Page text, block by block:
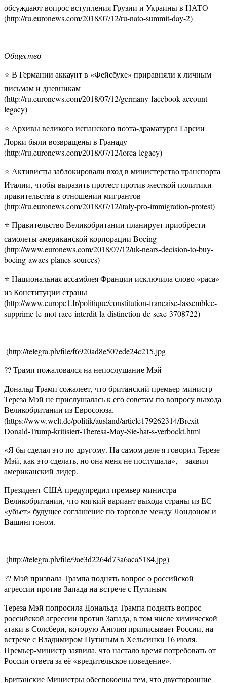
обсуждают вопрос вступления Грузии и Украины в НАТО
(http://ru.euronews.com/2018/07/12/ru-nato-summit-day-2)
Общество
⭐ В Германии аккаунт в «Фейсбуке» приравняли к личным
письмам и дневникам
(http://ru.euronews.com/2018/07/12/germany-facebook-account-
legacy)
⭐ Архивы великого испанского поэта-драматурга Гарсии
Лорки были возвращены в Гранаду
(http://ru.euronews.com/2018/07/12/lorca-legacy)
⭐ Активисты заблокировали вход в министерство транспорта
Италии, чтобы выразить протест против жесткой политики
правительства в отношении мигрантов
(http://ru.euronews.com/2018/07/12/italy-pro-immigration-protest)
⭐ Правительство Великобритании планирует приобрести
самолеты американской корпорации Boeing
(http://www.euronews.com/2018/07/12/uk-nears-decision-to-buy-
boeing-awacs-planes-sources)
⭐ Национальная ассамблея Франции исключила слово «раса»
из Конституции страны
(http://www.europe1.fr/politique/constitution-francaise-lassemblee-
supprime-le-mot-race-interdit-la-distinction-de-sexe-3708722)
​​ (http://telegra.ph/file/f6920ad8e507ede24c215.jpg
?? Трамп пожаловался на непослушание Мэй
Дональд Трамп сожалеет, что британский премьер-министр
Тереза Мэй не прислушалась к его советам по вопросу выхода
Великобритании из Евросоюза.
(https://www.welt.de/politik/ausland/article179262314/Brexit-
Donald-Trump-kritisiert-Theresa-May-Sie-hat-s-verbockt.html
«Я бы сделал это по-другому. На самом деле я говорил Терезе
Мэй, как это сделать, но она меня не послушала», – заявил
американский лидер.
Президент США предупредил премьер-министра
Великобритании, что мягкий вариант выхода страны из ЕС
«убьет» будущее соглашение по торговле между Лондоном и
Вашингтоном.
​​ (http://telegra.ph/file/9ae3d2264d73a6aca5184.jpg)
?? Мэй призвала Трампа поднять вопрос о российской
агрессии против Запада на встрече с Путиным
Тереза Мэй попросила Дональда Трампа поднять вопрос
российской агрессии против Запада, в том числе химической
атаки в Солсбери, которую Англия приписывает России, на
встрече с Владимиром Путиным в Хельсинки 16 июля.
Премьер-министр заявила, что настало время потребовать от
России ответа за её «вредительское поведение».
Британские Министры обеспокоены тем, что двусторонние